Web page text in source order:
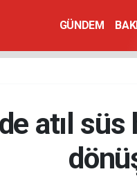
GÜNDEM
atıl